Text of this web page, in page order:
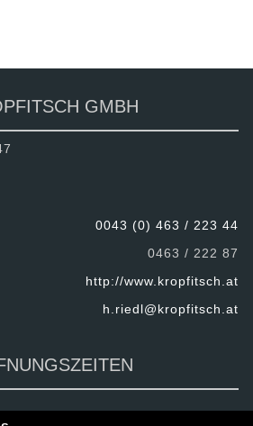
GMBH
0043 (0) 463 / 223 44
0463 / 222 87
http://www.kropfitsch.at
h.riedl@kropfitsch.at